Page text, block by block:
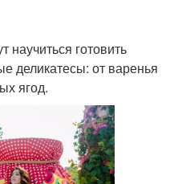
научиться готовить
деликатесы: от варенья
ягод.